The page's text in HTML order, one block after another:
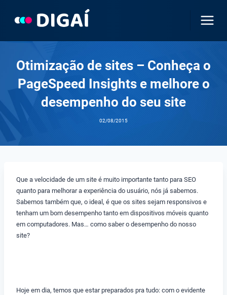
Otimização de sites – Conheça o
PageSpeed Insights e melhore o
desempenho do seu site
02/08/2015
Que a velocidade de um site é muito importante tanto para SEO
quanto para melhorar a experiência do usuário, nós já sabemos.
Sabemos também que, o ideal, é que os sites sejam responsivos e
tenham um bom desempenho tanto em dispositivos móveis quanto
em computadores. Mas… como saber o desempenho do nosso
site?
Hoje em dia, temos que estar preparados pra tudo: com o evidente